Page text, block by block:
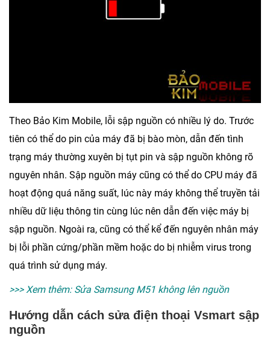
Theo Bảo Kim Mobile, lỗi sập nguồn có nhiều lý do. Trước
tiên có thể do pin của máy đã bị bào mòn, dẫn đến tình
trạng máy thường xuyên bị tụt pin và sập nguồn không rõ
nguyên nhân. Sập nguồn máy cũng có thể do CPU máy đã
hoạt động quá năng suất, lúc này máy không thể truyền tải
nhiều dữ liệu thông tin cùng lúc nên dẫn đến việc máy bị
sập nguồn. Ngoài ra, cũng có thể kể đến nguyên nhân máy
bị lỗi phần cứng/phần mềm hoặc do bị nhiễm virus trong
quá trình sử dụng máy.
>>> Xem thêm: Sửa Samsung M51 không lên nguồn
Hướng dẫn cách sửa điện thoại Vsmart sập
nguồn